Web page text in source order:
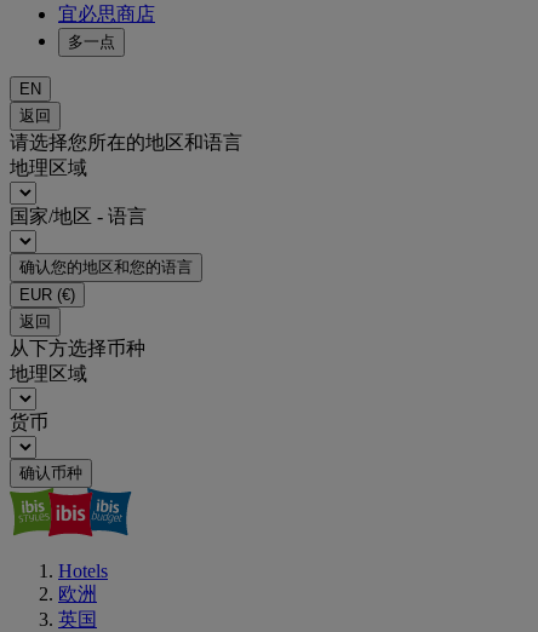
宜必思商店
多一点
EN
返回
请选择您所在的地区和语言
地理区域
国家/地区 - 语言
确认您的地区和您的语言
EUR (€)
返回
从下方选择币种
地理区域
货币
确认币种
Hotels
欧洲
英国